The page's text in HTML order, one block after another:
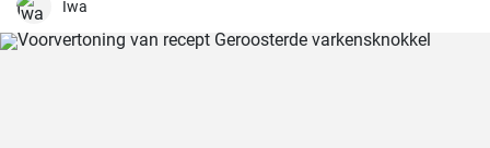
hoogtepunt op mijn menu.
Iwa